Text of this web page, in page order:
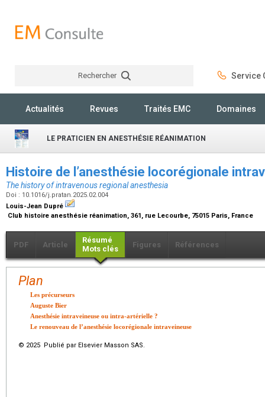
Rechercher Service
Actualités Revues Traités EMC Domaines
LE PRATICIEN EN ANESTHÉSIE RÉANIMATION
Histoire de l’anesthésie locorégionale
The history of intravenous regional anesthesia
Doi : 10.1016/j.pratan.2025.02.004
Louis-Jean Dupré
Club histoire anesthésie réanimation, 361, rue Lecourbe, 75015 Paris, France
PDF Article
Résumé
Mots clés
Figures Références
Plan
Les précurseurs
Auguste Bier
Anesthésie intraveineuse ou intra-artérielle ?
Le renouveau de l’anesthésie locorégionale intraveineuse
© 2025 Publié par Elsevier Masson SAS.